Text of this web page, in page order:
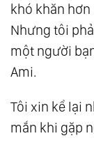
khó khăn hơn
Nhưng tôi
một người
Ami.
Tôi xin kể lại
mắn khi gặp